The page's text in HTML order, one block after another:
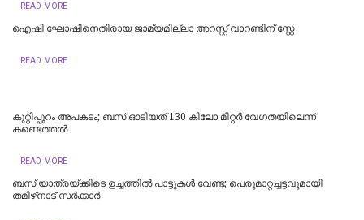
READ MORE
ഐഷി ഘോഷിനെതിരായ ജാമ്യമില്ലാ അറസ്റ്റ് വാറണ്ടിന് സ്റ്റേ
READ MORE
കുറ്റിപ്പുറം അപകടം; ബസ് ഓടിയത് 130 കിലോ മീറ്റർ വേഗതയിലെന്ന്
കണ്ടെത്തൽ
READ MORE
ബസ് യാത്രയ്ക്കിടെ ഉച്ചത്തിൽ പാട്ടുകൾ വേണ്ട; പെരുമാറ്റച്ചട്ടവുമായി
തമിഴ്‌നാട് സര്‍ക്കാര്‍